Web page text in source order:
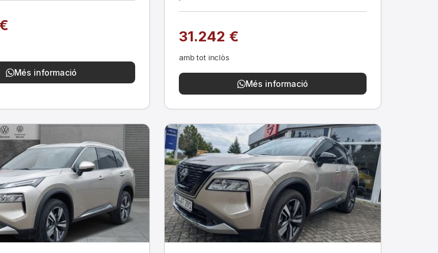
Més informació
31.242 €
amb tot inclòs
Més informació